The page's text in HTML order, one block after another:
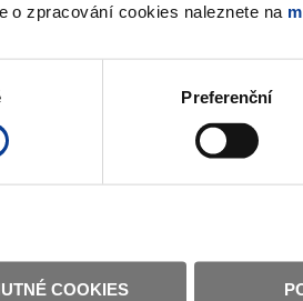
o zpracování cookies naleznete na
Preferenční
COOKIES